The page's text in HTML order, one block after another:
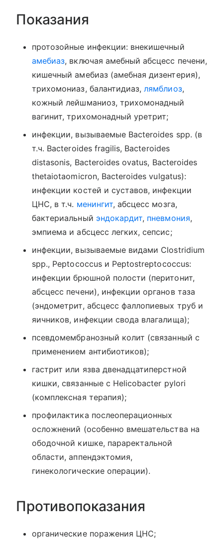
Показания
протозойные инфекции: внекишечный
амебиаз, включая амебный абсцесс печени,
кишечный амебиаз (амебная дизентерия),
трихомониаз, балантидиаз,лямблиоз,
кожный лейшманиоз, трихомонадный
вагинит, трихомонадный уретрит;
инфекции, вызываемые Bacteroides spp. (в
т.ч. Bacteroides fragilis, Bacteroides
distasonis, Bacteroides ovatus, Bacteroides
thetaiotaomicron, Bacteroides vulgatus):
инфекции костей и суставов, инфекции
ЦНС, в т.ч. менингит, абсцесс мозга,
бактериальный эндокардит, пневмония,
эмпиема и абсцесс легких, сепсис;
инфекции, вызываемые видами Clostridium
spp., Peptococcus и Peptostreptococcus:
инфекции брюшной полости (перитонит,
абсцесс печени), инфекции органов таза
(эндометрит, абсцесс фаллопиевых труб и
яичников, инфекции свода влагалища);
псевдомембранозный колит (связанный с
применением антибиотиков);
гастрит или язва двенадцатиперстной
кишки, связанные с Helicobacter pylori
(комплексная терапия);
профилактика послеоперационных
осложнений (особенно вмешательства на
ободочной кишке, параректальной
области, аппендэктомия,
гинекологические операции).
Противопоказания
органические поражения ЦНС;